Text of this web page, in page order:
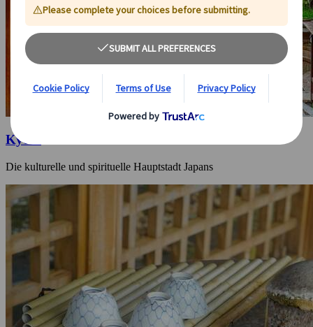
Kyoto
Die kulturelle und spirituelle Hauptstadt Japans